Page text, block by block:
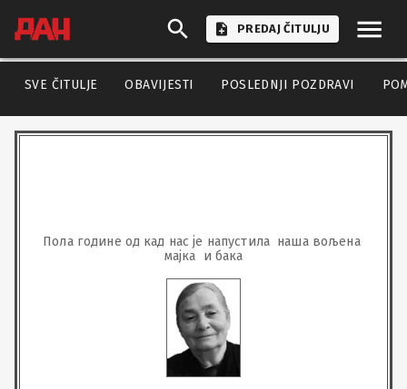
PREDAJ ČITULJU
SVE ČITULJE OBAVIJESTI POSLEDNJI POZDRAVI
Пола године од кад нас је напустила  наша вољена
мајка  и бака